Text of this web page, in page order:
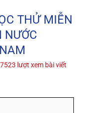
THỬ MIỄN
NƯỚC
lượt xem bài viết